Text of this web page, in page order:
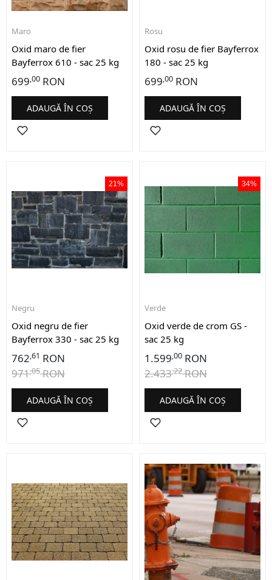
Oxid maro de fier
Bayferrox 610 - sac 25 kg
Maro
699,00 RON
ADAUGĂ ÎN COȘ
Oxid rosu de fier Bayferrox
180 - sac 25 kg
Rosu
699,00 RON
ADAUGĂ ÎN COȘ
21%
Oxid negru de fier
Bayferrox 330 - sac 25 kg
Negru
971,05RON
762,61 RON
ADAUGĂ ÎN COȘ
34%
Oxid verde de crom GS -
sac 25 kg
Verde
2.433,22RON
1.599,00 RON
ADAUGĂ ÎN COȘ